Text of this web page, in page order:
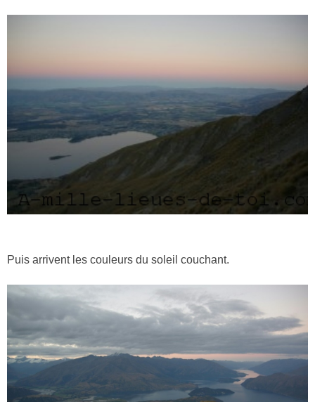
Puis arrivent les couleurs du soleil couchant.